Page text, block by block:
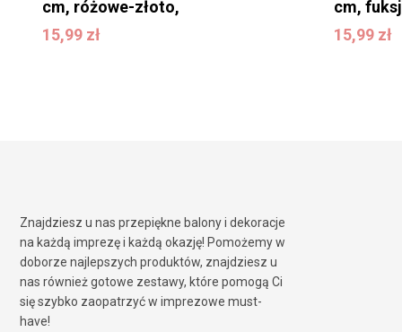
cm, różowe-złoto,
15,99 zł
15,99zł
cm,
15,99 zł
15,99zł
Znajdziesz u nas przepiękne balony i dekoracje
na każdą imprezę i każdą okazję! Pomożemy w
doborze najlepszych produktów, znajdziesz u
nas również gotowe zestawy, które pomogą Ci
się szybko zaopatrzyć w imprezowe must-
have!